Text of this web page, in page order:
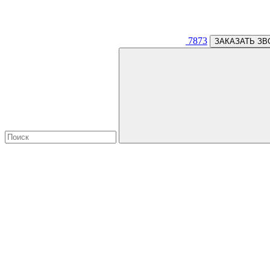
7873 ЗАКАЗАТЬ